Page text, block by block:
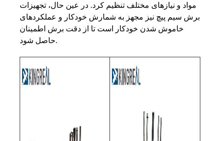
مواد و نیازهای مختلف تنظیم کرد. در عین حال، تجهیزات
برش سیم پیچ نیز مجهز به شمارش خودکار و عملکردهای
خاموش شدن خودکار است تا از دقت برش اطمینان
حاصل شود.